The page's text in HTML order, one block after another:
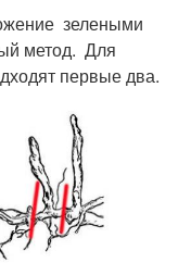
зелеными
метод. Для
первые два.